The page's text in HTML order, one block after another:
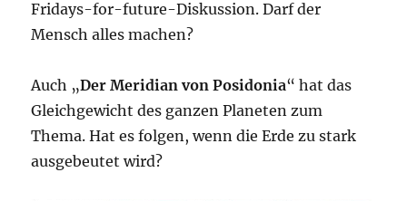
Fridays-for-future-Diskussion. Darf der
Mensch alles machen?
Auch „Der Meridian von Posidonia“ hat das
Gleichgewicht des ganzen Planeten zum
Thema. Hat es folgen, wenn die Erde zu stark
ausgebeutet wird?